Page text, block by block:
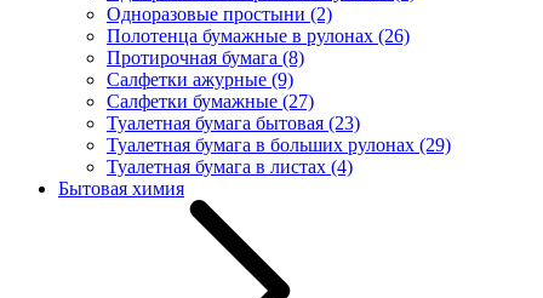
Одноразовые простыни (2)
Полотенца бумажные в рулонах (26)
Протирочная бумага (8)
Салфетки ажурные (9)
Салфетки бумажные (27)
Туалетная бумага бытовая (23)
Туалетная бумага в больших рулонах (29)
Туалетная бумага в листах (4)
Бытовая химия